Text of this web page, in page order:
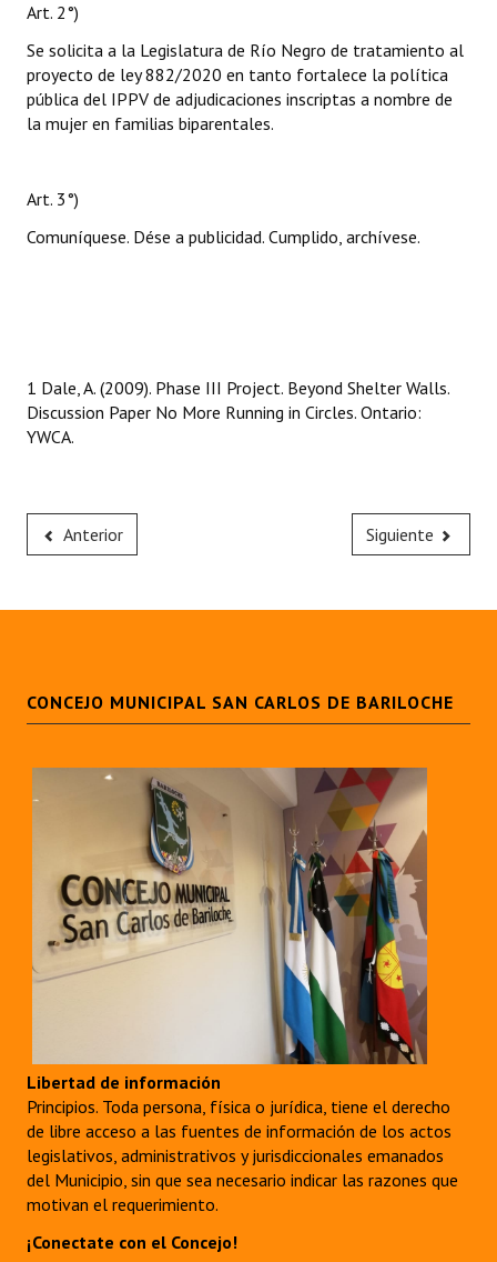
Art. 2°)
Se solicita a la Legislatura de Río Negro de tratamiento al
proyecto de ley 882/2020 en tanto fortalece la política
pública del IPPV de adjudicaciones inscriptas a nombre de
la mujer en familias biparentales.
Art. 3°)
Comuníquese. Dése a publicidad. Cumplido, archívese.
1 Dale, A. (2009). Phase III Project. Beyond Shelter Walls.
Discussion Paper No More Running in Circles. Ontario:
YWCA.
Anterior Siguiente
CONCEJO MUNICIPAL SAN CARLOS DE BARILOCHE
Libertad de información
Principios. Toda persona, física o jurídica, tiene el derecho
de libre acceso a las fuentes de información de los actos
legislativos, administrativos y jurisdiccionales emanados
del Municipio, sin que sea necesario indicar las razones que
motivan el requerimiento.
¡Conectate con el Concejo!